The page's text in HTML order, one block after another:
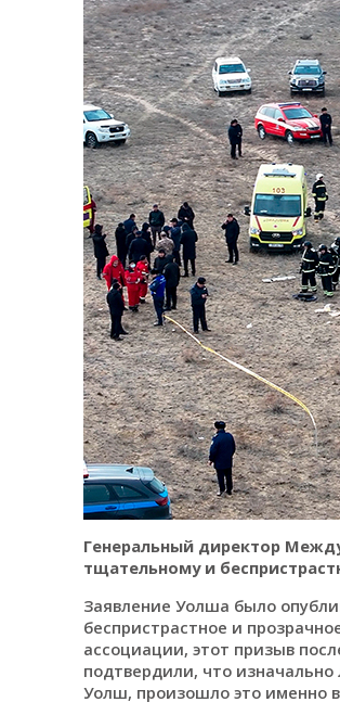
Генеральныйдиректор
тщательному и
Заявление Уолша было
беспристрастное и
ассоциации, этот призыв
подтвердили, что
Уолш, произошло это именно